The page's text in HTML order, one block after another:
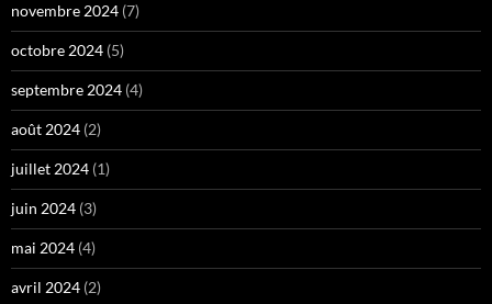
novembre 2024 (7)
octobre 2024 (5)
septembre 2024 (4)
août 2024 (2)
juillet 2024 (1)
juin 2024 (3)
mai 2024 (4)
avril 2024 (2)